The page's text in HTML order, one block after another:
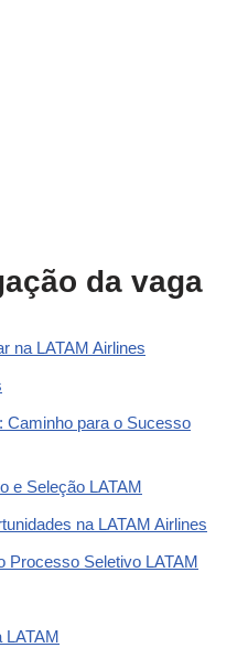
da vaga
na LATAM Airlines
Caminho para o Sucesso
e Seleção LATAM
na LATAM Airlines
Processo Seletivo LATAM
LATAM